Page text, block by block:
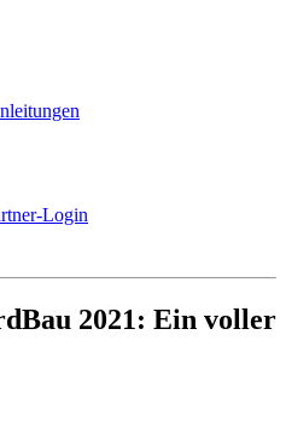
Login
2021: Ein voller